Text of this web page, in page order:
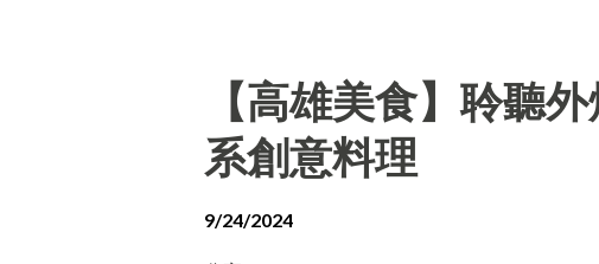
【高雄美食】聆聽
系創意料理
9/24/2024